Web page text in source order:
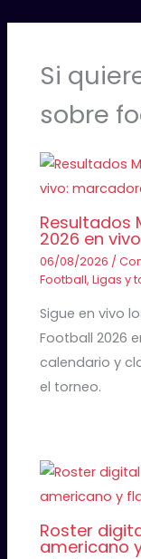
Si
sobre
Resultados
2026 en
06/08/2026 /
Football,Ligas y
Sigue en vivo
Football 2026
calendario y
el torneo.
Roster
americano